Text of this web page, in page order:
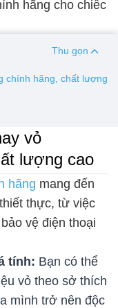
hãng cho chiếc
Thu gọn
chính hãng, chất lượng
vỏ
lượng cao
hãng mang đến
thực, từ việc
vệ điện thoại
tính: Bạn có thể
vỏ theo sở thích
mình trở nên độc